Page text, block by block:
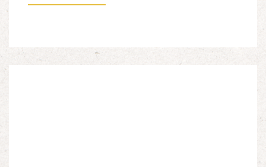
est spécialiste de l’histoire contemporaine des